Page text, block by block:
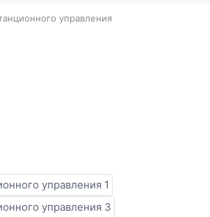
управления